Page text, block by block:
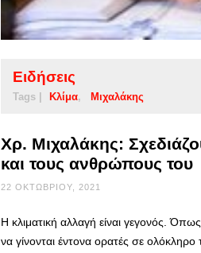
Ειδήσεις
Tags | Κλίμα Μιχαλάκης
Χρ. Μιχαλάκης:
και τους ανθρώπους του
22 ΟΚΤΩΒΡΊΟΥ, 2021
Η κλιματική αλλαγή είναι γεγονός. Όπως
να γίνονται έντονα ορατές σε